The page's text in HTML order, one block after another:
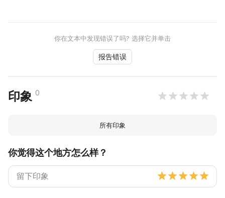
你在文本中发现错误了吗? 选择它并单击
报告错误
印象 0
所有印象
你觉得这个地方怎么样？